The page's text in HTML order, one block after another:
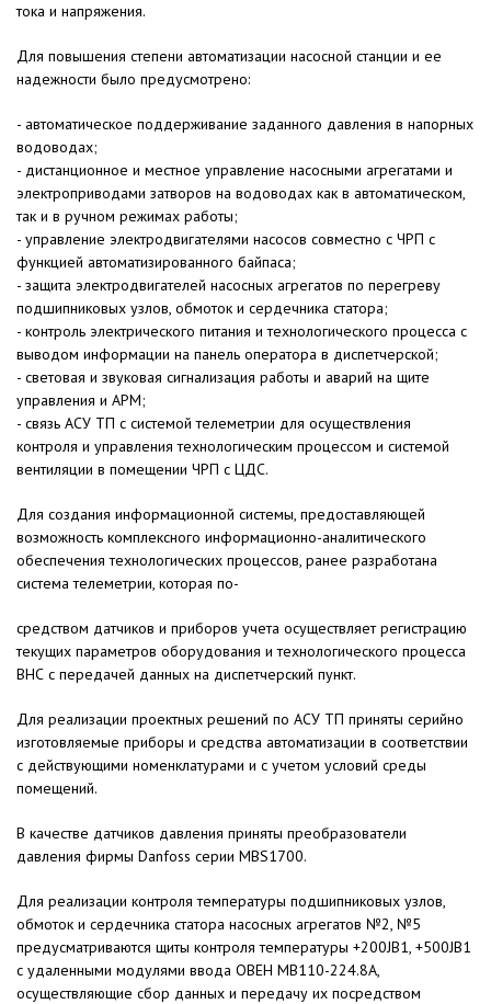
тока и напряжения.
Для повышения степени автоматизации насосной станции и ее
надежности было предусмотрено:
- автоматическое поддерживание заданного давления в напорных
водоводах;
- дистанционное и местное управление насосными агрегатами и
электроприводами затворов на водоводах как в автоматическом,
так и в ручном режимах работы;
- управление электродвигателями насосов совместно с ЧРП с
функцией автоматизированного байпаса;
- защита электродвигателей насосных агрегатов по перегреву
подшипниковых узлов, обмоток и сердечника статора;
- контроль электрического питания и технологического процесса с
выводом информации на панель оператора в диспетчерской;
- световая и звуковая сигнализация работы и аварий на щите
управления и АРМ;
- связь АСУ ТП с системой телеметрии для осуществления
контроля и управления технологическим процессом и системой
вентиляции в помещении ЧРП с ЦДС.
Для создания информационной системы, предоставляющей
возможность комплексного информационно-аналитического
обеспечения технологических процессов, ранее разработана
система телеметрии, которая по-
средством датчиков и приборов учета осуществляет регистрацию
текущих параметров оборудования и технологического процесса
ВНС с передачей данных на диспетчерский пункт.
Для реализации проектных решений по АСУ ТП приняты серийно
изготовляемые приборы и средства автоматизации в соответствии
с действующими номенклатурами и с учетом условий среды
помещений.
В качестве датчиков давления приняты преобразователи
давления фирмы Danfoss серии MBS1700.
Для реализации контроля температуры подшипниковых узлов,
обмоток и сердечника статора насосных агрегатов №2, №5
предусматриваются щиты контроля температуры +200JB1, +500JB1
с удаленными модулями ввода ОВЕН МВ110-224.8А,
осуществляющие сбор данных и передачу их посредством